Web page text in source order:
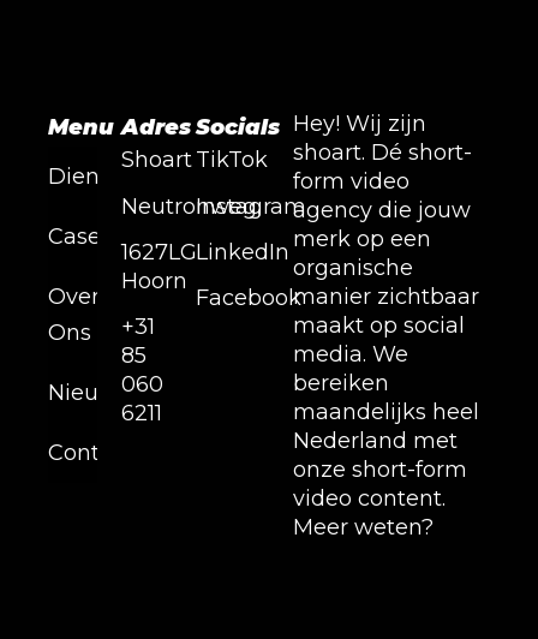
Diensten
Cases
Over
Ons
Nieuws
Contact
Menu Adres
Shoart
Neutronweg,
1627LG
Hoorn
+31
85
060
6211
Socials
TikTok
Instagram
LinkedIn
Facebook
Hey! Wij zijn
shoart. Dé short-
form video
agency die jouw
merk op een
organische
manier zichtbaar
maakt op social
media. We
bereiken
maandelijks heel
Nederland met
onze short-form
video content.
Meer weten?